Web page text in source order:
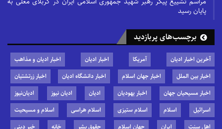
پایان رسید
برچسب‌های پربازدید
آخرین اخبار ادیان آمریکا اخبار ادیان
اخبار ادیان و مذاهب
اخبار بین الملل
اخبار جهان اسلام اخبار دانشگاه ادیان
اخبار زرتشتیان
اخبار مسیحیان جهان
اخبار یهودیان ادیان ادیان نیوز
ادیان‌نیوز
اسرائیل
اسلام اسلام ستیزی اسلام هراسی
اسلام و مسیحیت
اهل سنت
ایران جهان اسلام حقوق بشر خانه خبر دینی